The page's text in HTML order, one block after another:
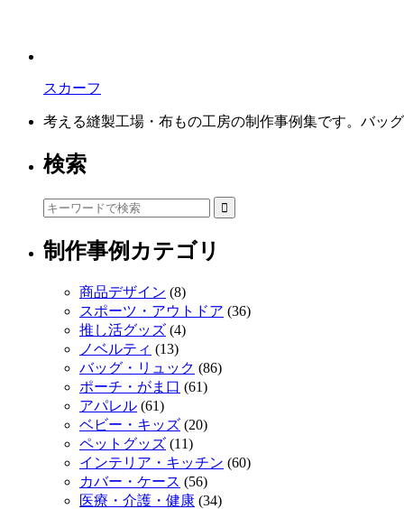
スカーフ
考える縫製工場・布もの工房の制作事例集です。バッ
検索
制作事例カテゴリ
商品デザイン (8)
スポーツ・アウトドア (36)
推し活グッズ (4)
ノベルティ (13)
バッグ・リュック (86)
ポーチ・がま口 (61)
アパレル (61)
ベビー・キッズ (20)
ペットグッズ (11)
インテリア・キッチン (60)
カバー・ケース (56)
医療・介護・健康 (34)